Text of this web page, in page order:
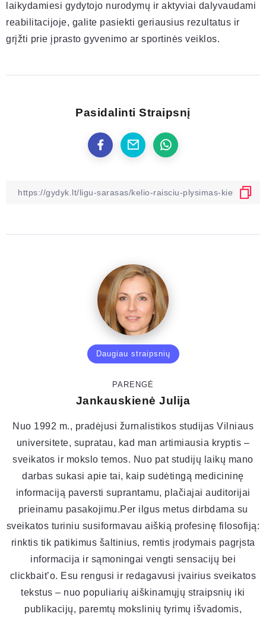
laikydamiesi gydytojo nurodymų ir aktyviai dalyvaudami
reabilitacijoje, galite pasiekti geriausius rezultatus ir
grįžti prie įprasto gyvenimo ar sportinės veiklos.
Pasidalinti Straipsnį
Daugiau straipsnių
PARENGĖ
Jankauskienė Julija
Nuo 1992 m., pradėjusi žurnalistikos studijas Vilniaus
universitete, supratau, kad man artimiausia kryptis –
sveikatos ir mokslo temos. Nuo pat studijų laikų mano
darbas sukasi apie tai, kaip sudėtingą medicininę
informaciją paversti suprantamu, plačiajai auditorijai
prieinamu pasakojimu.Per ilgus metus dirbdama su
sveikatos turiniu susiformavau aiškią profesinę filosofiją:
rinktis tik patikimus šaltinius, remtis įrodymais pagrįsta
informacija ir sąmoningai vengti sensacijų bei
clickbait’o. Esu rengusi ir redagavusi įvairius sveikatos
tekstus – nuo populiarių aiškinamųjų straipsnių iki
publikacijų, paremtų mokslinių tyrimų išvadomis,